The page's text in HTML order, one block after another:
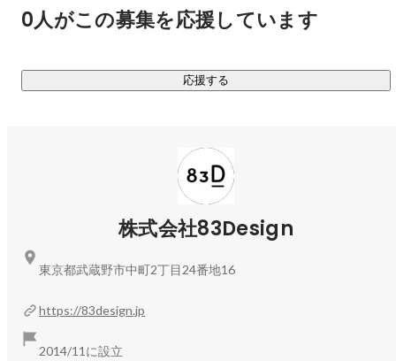
創業メンバーとしてDFreeの開発に関わっている。ブランデ
ィングから工業デザインまで幅広く担当。
・生分解性プラスチックを使ったエコバック『PLECO』
ブランディングからパッケージデザインまで担当。
https://www.instagram.com/83design_inc
・生活者としての思い込みを信じること・疑うことのどちら
も大事にすること、そして出来る限り論理的に判断するため
の時間を惜しまず、泥臭く検証をおこなうカルチャーを築い
になるために、5年後、10年後の生活者の変化を捉え、商品
長谷川 ゆかりコーポレート・スタッフ
0人がこの募集を応援しています
応援する
株式会社83Design
https://83design.jp
2014/11に設立
東京都武蔵野市中町2丁目24番地16